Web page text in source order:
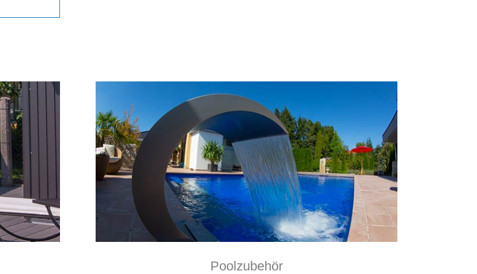
Poolzubehör